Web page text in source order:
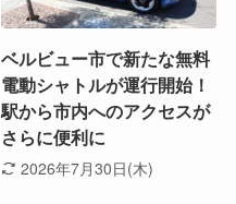
ベルビュー市で新たな無料
電動シャトルが運行開始！
駅から市内へのアクセスが
さらに便利に
2026年7月30日(木)